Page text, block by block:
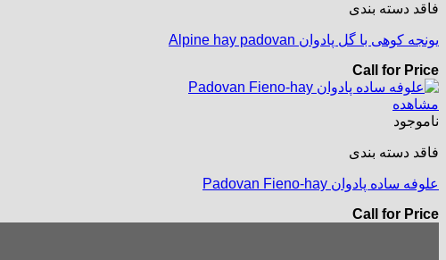
فاقد دسته بندی
یونجه کوهی با گل پادوان Alpine hay padovan
Call for Price
مشاهده
ناموجود
فاقد دسته بندی
علوفه ساده پادوان Padovan Fieno-hay
Call for Price